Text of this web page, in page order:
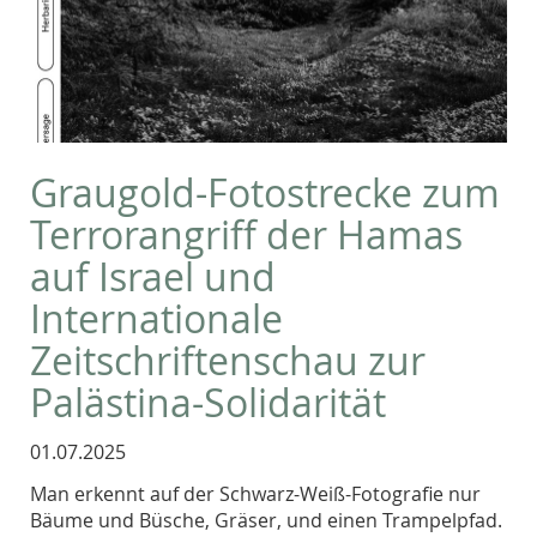
Graugold-Fotostrecke zum
Terrorangriff der Hamas
auf Israel und
Internationale
Zeitschriftenschau zur
Palästina-Solidarität
01.07.2025
Man erkennt auf der Schwarz-Weiß-Fotografie nur
Bäume und Büsche, Gräser, und einen Trampelpfad.